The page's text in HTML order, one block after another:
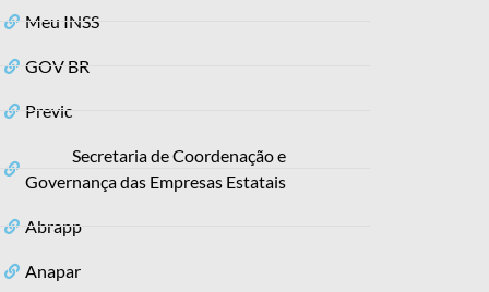
Meu INSS
GOV BR
Previc
Secretaria de Coordenação e
Governança das Empresas Estatais
Abrapp
Anapar